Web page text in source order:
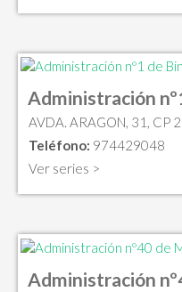
Administración
AVDA. ARAGON, 31, CP
Teléfono: 974429048
Ver series >
Administración